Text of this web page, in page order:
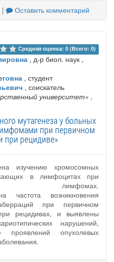
| Оставить комментарий
Средняя оценка: 0 (Всего: 0)
, д-р биол. наук ,
, студент
, соискатель
университет» ,
мутагенеза у больных
при первичном
при рецидиве»
изучению хромосомных
в лимфоцитах при
лимфомах.
частота возникновения
при первичном
рецидивах, и выявлены
нарушений,
проявлений опухолевых